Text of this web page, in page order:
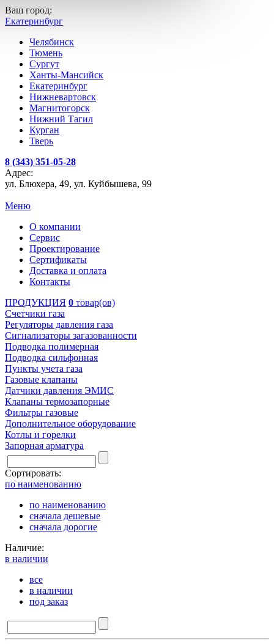
Ваш город:
Екатеринбург
Челябинск
Тюмень
Сургут
Ханты-Мансийск
Екатеринбург
Нижневартовск
Магнитогорск
Нижний Тагил
Курган
Тверь
8 (343) 351-05-28
Адрес:
ул. Блюхера, 49, ул. Куйбышева, 99
Меню
О компании
Сервис
Проектирование
Сертификаты
Доставка и оплата
Контакты
ПРОДУКЦИЯ 0 товар(ов)
Счетчики газа
Регуляторы давления газа
Сигнализаторы загазованности
Подводка полимерная
Подводка сильфонная
Пункты учета газа
Газовые клапаны
Датчики давления ЭМИС
Клапаны термозапорные
Фильтры газовые
Дополнительное оборудование
Котлы и горелки
Запорная арматура
Сортировать:
по наименованию
по наименованию
сначала дешевые
сначала дорогие
Наличие:
в наличии
все
в наличии
под заказ